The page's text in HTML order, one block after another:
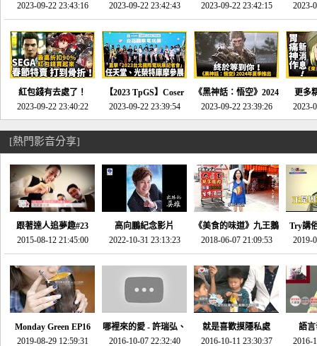
推的JRPG神作《神之
天平》介紹！-電玩宅
速配20230126
2023-09-22 23:43:16
命異次元 重製版》重
回「石村號」的恐懼體
驗-電玩宅速配
20230125
2023-09-22 23:42:43
場》將推出「重製
版」!!!今年就能玩到!!-
電玩宅速配20230124
2023-09-22 23:42:15
SE社
動作角
電玩宅
2023-
紅包錢有去處了！
SEGA春節特賣 超過85
款遊戲打到骨折-電玩
宅速配20230119
2023-09-22 23:40:22
【2023 TpGS】Coser
和Show Girl搶先看！
直擊展前記者會-電玩
2023-09-22 23:39:54
《黑神話：悟空》2024
年夏季推出！確定不會
延期齁？-電玩宅速配
2023-09-22 23:39:26
更多
《來
金鄉
2023-
[熱門影音分享]
跟著達人追夢趣#23
promo-我想開間咖啡
館(謝佳凌)
2015-08-12 21:45:00
高向鵬紀念影片
2022-10-31 23:13:23
《美食的味道》九王鵝
肉
2018-06-07 21:09:53
Try講
2019-
Monday Green EP16
超意外~環保原來可以
2019-08-29 12:59:31
哪裡來的愛 - 許瑞弘、
李其芬
2016-10-07 22:32:40
就是喜歡摸隱私處
2016-10-11 23:30:37
語
2016-